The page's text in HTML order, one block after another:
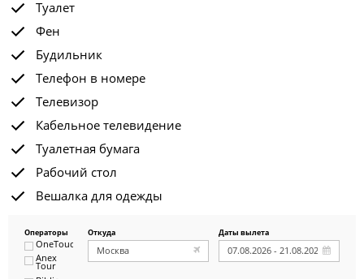
Туалет
Фен
Будильник
Телефон в номере
Телевизор
Кабельное телевидение
Туалетная бумага
Рабочий стол
Вешалка для одежды
Операторы
OneTouch&Travel
Anex
Tour
Откуда Даты вылета